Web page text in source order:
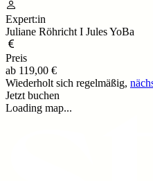
Expert:in
Juliane Röhricht I Jules YoBa
Preis
ab 119,00 €
Wiederholt sich regelmäßig,
Jetzt buchen
Loading map...